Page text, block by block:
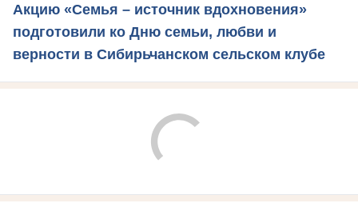
Акцию «Семья – источник вдохновения»
подготовили ко Дню семьи, любви и
верности в Сибирьчанском сельском клубе